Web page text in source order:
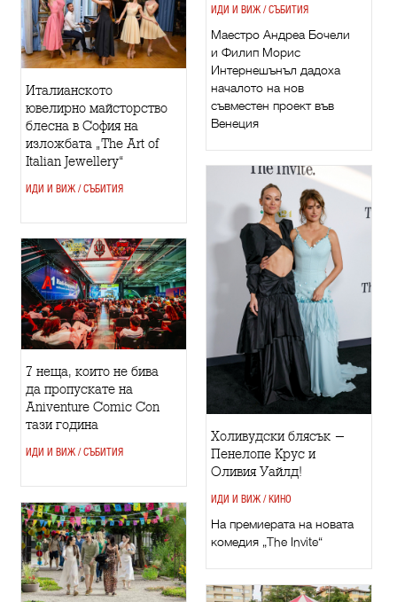
ИДИ И ВИЖ / СЪБИТИЯ
Маестро Андреа Бочели
и Филип Морис
Интернешънъл дадоха
началото на нов
съвместен проект във
Венеция
Италианското
ювелирно майсторство
блесна в София на
изложбата „The Art of
Italian Jewellery“
ИДИ И ВИЖ / СЪБИТИЯ
Холивудски блясък -
Пенелопе Крус и
Оливия Уайлд!
ИДИ И ВИЖ / КИНО
На премиерата на новата
комедия „The Invite“
7 неща, които не бива
да пропускате на
Aniventure Comic Con
тази година
ИДИ И ВИЖ / СЪБИТИЯ